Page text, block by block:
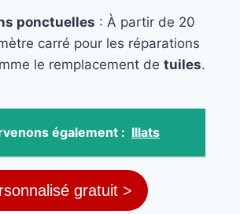
ponctuelles : À partir de 20
carré pour les réparations
le remplacement de tuiles.
également : Illats
gratuit >